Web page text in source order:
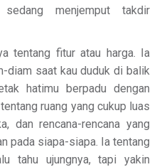
menjemput takdir
tentang fitur atau harga. Ia
diam saat kau duduk di balik
hatimu berpadu dengan
ruang yang cukup luas
dan rencana-rencana yang
pada siapa-siapa. Ia tentang
tahu ujungnya, tapi yakin